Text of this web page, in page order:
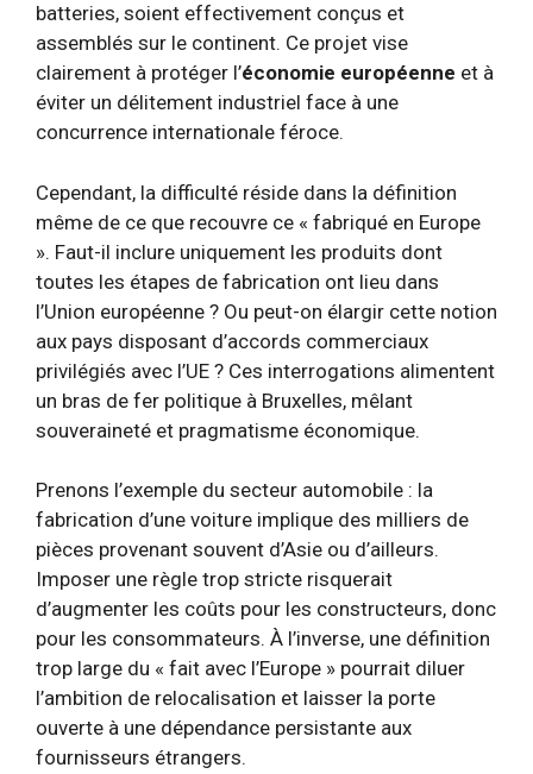
batteries, soient effectivement conçus et
assemblés sur le continent. Ce projet vise
clairement à protéger l’économie européenne et à
éviter un délitement industriel face à une
concurrence internationale féroce.
Cependant, la difficulté réside dans la définition
même de ce que recouvre ce « fabriqué en Europe
». Faut-il inclure uniquement les produits dont
toutes les étapes de fabrication ont lieu dans
l’Union européenne ? Ou peut-on élargir cette notion
aux pays disposant d’accords commerciaux
privilégiés avec l’UE ? Ces interrogations alimentent
un bras de fer politique à Bruxelles, mêlant
souveraineté et pragmatisme économique.
Prenons l’exemple du secteur automobile : la
fabrication d’une voiture implique des milliers de
pièces provenant souvent d’Asie ou d’ailleurs.
Imposer une règle trop stricte risquerait
d’augmenter les coûts pour les constructeurs, donc
pour les consommateurs. À l’inverse, une définition
trop large du « fait avec l’Europe » pourrait diluer
l’ambition de relocalisation et laisser la porte
ouverte à une dépendance persistante aux
fournisseurs étrangers.